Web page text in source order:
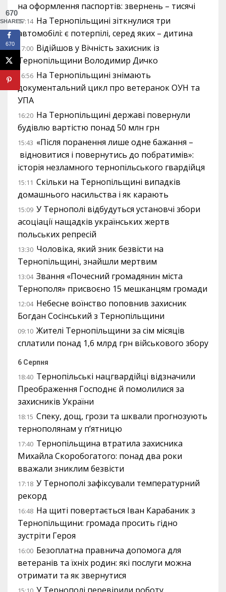
на оформлення паспортів: звернень – тисячі
17:14 На Тернопільщині зіткнулися три
автомобілі: є потерпілі, серед яких – дитина
17:00 Відійшов у Вічність захисник із
Тернопільщини Володимир Дичко
16:56 На Тернопільщині знімають
документальний цикл про ветеранок ОУН та
УПА
16:20 На Тернопільщині державі повернули
будівлю вартістю понад 50 млн грн
15:43 «Після поранення лише одне бажання –
відновитися і повернутись до побратимів»:
історія незламного тернопільського гвардійця
15:11 Скільки на Тернопільщині випадків
домашнього насильства і як карають
15:09 У Тернополі відбудуться установчі збори
асоціації нащадків українських жертв
польських репресій
13:30 Чоловіка, який зник безвісти на
Тернопільщині, знайшли мертвим
13:04 Звання «Почесний громадянин міста
Тернополя» присвоєно 15 мешканцям громади
12:04 Небесне воїнство поповнив захисник
Богдан Сосінський з Тернопільщини
09:10 Жителі Тернопільщини за сім місяців
сплатили понад 1,6 млрд грн військового збору
6 Серпня
18:40 Тернопільські нацгвардійці відзначили
Преображення Господнє й помолилися за
захисників України
18:15 Спеку, дощ, грози та шквали прогнозують
тернополянам у п’ятницю
17:40 Тернопільщина втратила захисника
Михайла Скоробогатого: понад два роки
вважали зниклим безвісти
17:18 У Тернополі зафіксували температурний
рекорд
16:48 На щиті повертається Іван Карабаник з
Тернопільщини: громада просить гідно
зустріти Героя
16:00 Безоплатна правнича допомога для
ветеранів та їхніх родин: які послуги можна
отримати та як звернутися
670
SHARES
670